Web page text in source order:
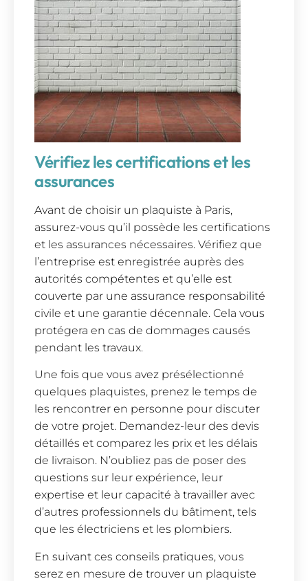
Vérifiez les certifications et les
assurances
Avant de choisir un plaquiste à Paris,
assurez-vous qu’il possède les certifications
et les assurances nécessaires. Vérifiez que
l’entreprise est enregistrée auprès des
autorités compétentes et qu’elle est
couverte par une assurance responsabilité
civile et une garantie décennale. Cela vous
protégera en cas de dommages causés
pendant les travaux.
Une fois que vous avez présélectionné
quelques plaquistes, prenez le temps de
les rencontrer en personne pour discuter
de votre projet. Demandez-leur des devis
détaillés et comparez les prix et les délais
de livraison. N’oubliez pas de poser des
questions sur leur expérience, leur
expertise et leur capacité à travailler avec
d’autres professionnels du bâtiment, tels
que les électriciens et les plombiers.
En suivant ces conseils pratiques, vous
serez en mesure de trouver un plaquiste